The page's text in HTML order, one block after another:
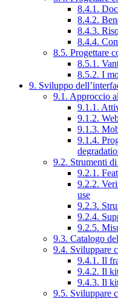
8.4.1.
8.4.2.
8.4.3.
8.4.4.
8.5. Progettare
8.5.1.
8.5.2. I
9. Sviluppo
9.1. Approccio
9.1.1.
9.1.2.
9.1.3.
9.1.4.
9.2. Strumenti
9.2.1.
9.2.2.
use
9.2.3.
9.2.4.
9.2.5.
9.3. Catalogo
9.4. Sviluppare
9.4.1. Il
9.4.2. Il
9.4.3. Il
9.5. Sviluppare